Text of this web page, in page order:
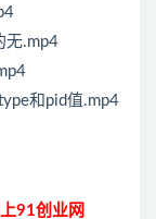
无.mp4
和pid值.mp4
91创业网